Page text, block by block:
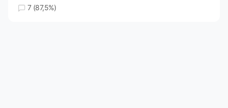
7 (87,5%)